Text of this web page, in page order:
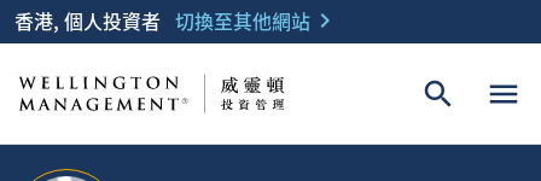
香港, 個人投資者 切換至其他網站 chevron_right
menu
search